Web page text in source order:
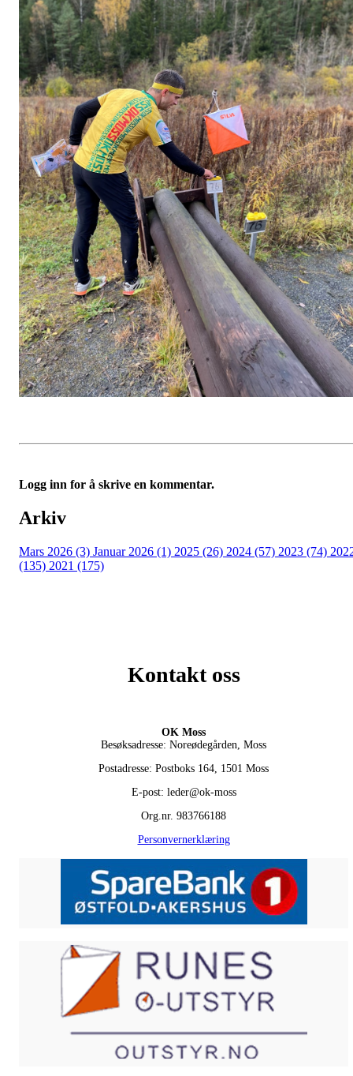
Logg inn for å skrive en kommentar.
Arkiv
Mars 2026 (3) Januar 2026 (1) 2025 (26) 2024 (57) 2023 (74)
(135) 2021 (175)
Kontakt oss
OK Moss
Besøksadresse: Noreødegården, Moss
Postadresse: Postboks 164, 1501 Moss
E-post: leder@ok-moss
Org.nr. 983766188
Personvernerklæring